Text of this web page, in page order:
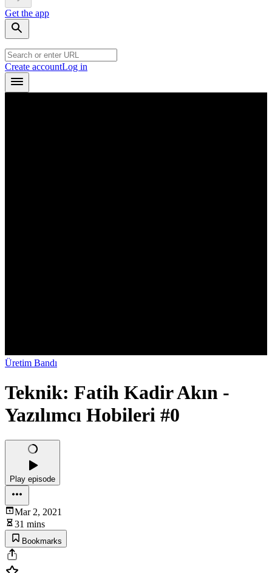
Get the app
Create accountLog in
Üretim Bandı
Teknik: Fatih Kadir Akın -
Yazılımcı Hobileri #0
Play episode
Mar 2, 2021
31 mins
Bookmarks